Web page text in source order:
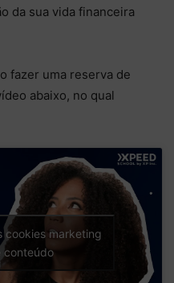
da sua vida financeira
fazer uma reserva de
abaixo, no qual
cookies marketing
conteúdo